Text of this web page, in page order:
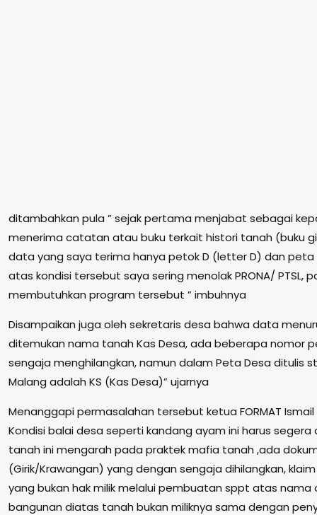
ditambahkan pula ” sejak pertama menjabat sebagai
menerima catatan atau buku terkait histori tanah (buku
data yang saya terima hanya petok D (letter D) dan
atas kondisi tersebut saya sering menolak PRONA/ PTSL,
membutuhkan program tersebut ” imbuhnya
Disampaikan juga oleh sekretaris desa bahwa data
ditemukan nama tanah Kas Desa, ada beberapa nomor
sengaja menghilangkan, namun dalam Peta Desa ditulis
Malang adalah KS (Kas Desa)” ujarnya
Menanggapi permasalahan tersebut ketua FORMAT
Kondisi balai desa seperti kandang ayam ini harus segera
tanah ini mengarah pada praktek mafia tanah ,ada
(Girik/Krawangan) yang dengan sengaja dihilangkan,
yang bukan hak milik melalui pembuatan sppt atas nama
bangunan diatas tanah bukan miliknya sama dengan